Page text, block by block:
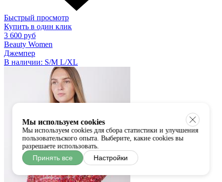
Быстрый просмотр
Купить в один клик
3 600 руб
Beauty Women
Джемпер
В наличии: S/M L/XL
Мы используем cookies
Мы используем cookies для сбора статистики и улучшения
пользовательского опыта. Выберите, какие cookies вы
разрешаете использовать.
Принять все Настройки